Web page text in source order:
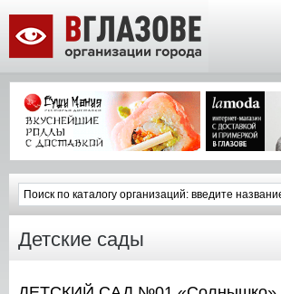
Детские сады